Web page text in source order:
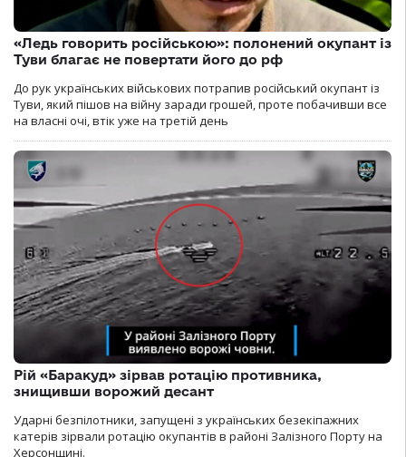
«Ледь говорить російською»: полонений окупант із
Туви благає не повертати його до рф
До рук українських військових потрапив російський окупант із
Туви, який пішов на війну заради грошей, проте побачивши все
на власні очі, втік уже на третій день
Рій «Баракуд» зірвав ротацію противника,
знищивши ворожий десант
Ударні безпілотники, запущені з українських безекіпажних
катерів зірвали ротацію окупантів в районі Залізного Порту на
Херсонщині.